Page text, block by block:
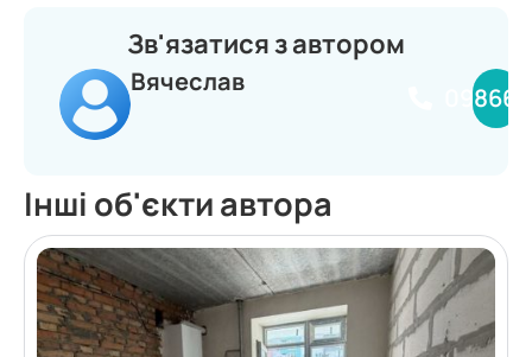
Зв'язатися з автором
Вячеслав
Інші об'єкти автора